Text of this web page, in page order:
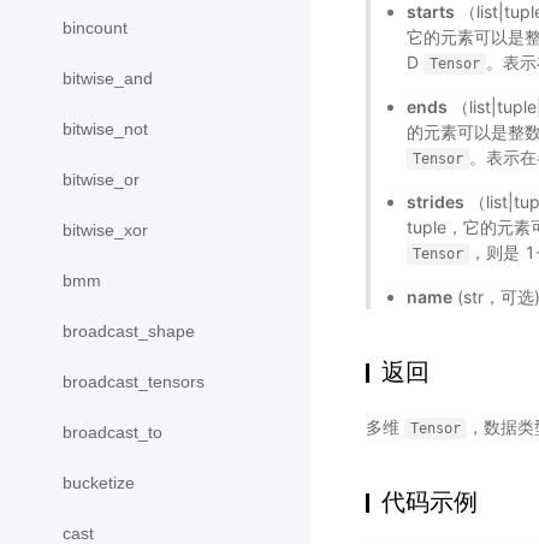
bincount
bitwise_and
bitwise_not
bitwise_or
bitwise_xor
bmm
broadcast_shape
broadcast_tensors
broadcast_to
bucketize
cast
starts （
它的元素可以是
D
Tensor 。表
ends （
的元素可以是整
Tensor 。表示
strides （
tuple，它的元素
Tensor ，则是
name (str，可
返回
多维 Tensor ，数据
代码示例